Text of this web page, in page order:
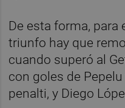
De esta forma,
triunfo hay que
cuando superó al
con goles de
penalti, y Diego